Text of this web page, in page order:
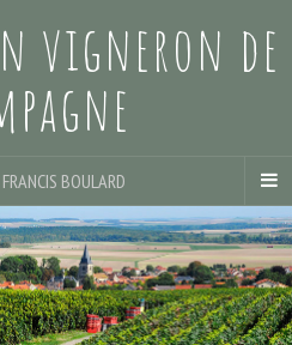
vigneron de
BOULARD